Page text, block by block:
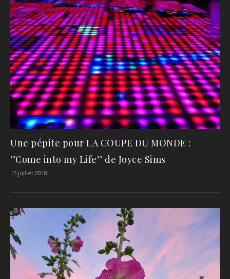
Une pépite pour LA COUPE DU MONDE :
‘’Come into my Life’’ de Joyce Sims
15 juillet 2018